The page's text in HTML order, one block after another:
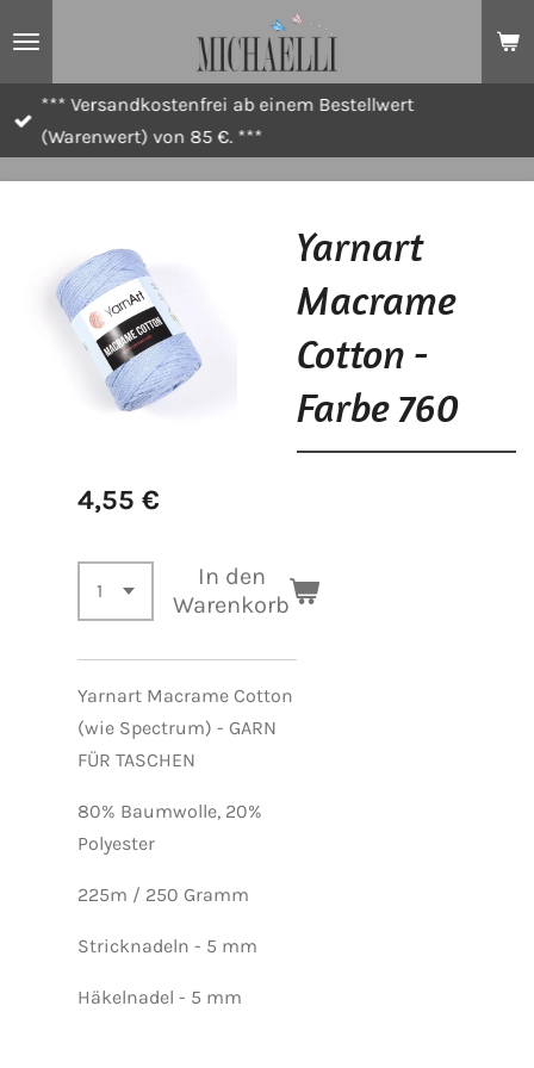
*** Versandkostenfrei ab einem Bestellwert
(Warenwert) von 85 €. ***
Yarnart
Macrame
Cotton -
Farbe 760
4,55 €
In den
Warenkorb
Yarnart Macrame Cotton
(wie Spectrum) - GARN
FÜR TASCHEN
80% Baumwolle, 20%
Polyester
225m / 250 Gramm
Stricknadeln - 5 mm
Häkelnadel - 5 mm